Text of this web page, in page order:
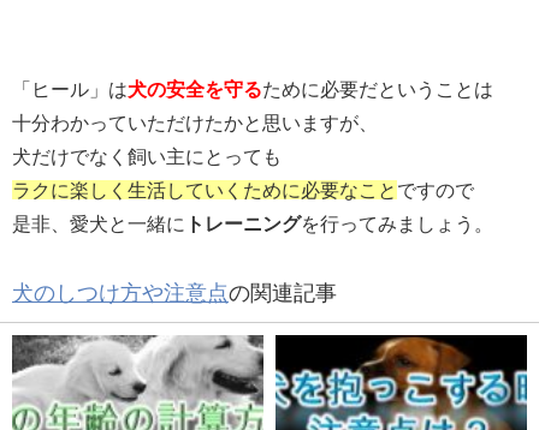
「ヒール」は犬の安全を守るために必要だということは
十分わかっていただけたかと思いますが、
犬だけでなく飼い主にとっても
ラクに楽しく生活していくために必要なこと ですので
是非、愛犬と一緒に トレーニングを行ってみましょう。
犬のしつけ方や注意点の関連記事